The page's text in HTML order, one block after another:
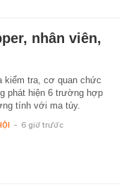
nhân viên,
kiểm tra, cơ quan chức
phát hiện 6 trường hợp
tính với ma túy.
- 6 giờ trước